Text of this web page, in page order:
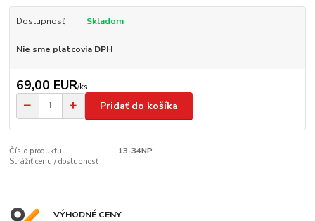
Dostupnosť Skladom
Nie sme platcovia DPH
69,00 EUR/ks
Pridať do košíka
Číslo produktu:
13-34NP
Strážiť cenu / dostupnosť
VÝHODNÉ CENY